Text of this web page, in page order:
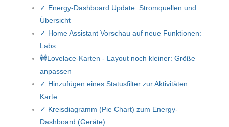
✓ Energy-Dashboard Update: Stromquellen und
Übersicht
✓ Home Assistant Vorschau auf neue Funktionen:
Labs
🚧Lovelace-Karten - Layout noch kleiner: Größe
anpassen
✓ Hinzufügen eines Statusfilter zur Aktivitäten
Karte
✓ Kreisdiagramm (Pie Chart) zum Energy-
Dashboard (Geräte)